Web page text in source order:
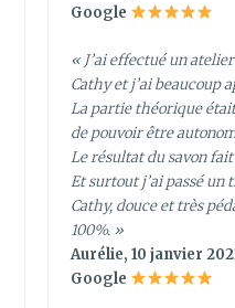
Google
« J’ai effectué un
Cathy et j’ai beaucoup
La partie théorique
de pouvoir être
Le résultat du savon
Et surtout j’ai passé un
Cathy, douce et très
100%. »
Aurélie, 10 janvier
Google